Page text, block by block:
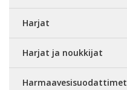
Harjat
Harjat ja noukkijat
Harmaavesisuodattimet